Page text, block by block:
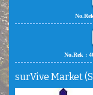
No.Rek :
surVive Market